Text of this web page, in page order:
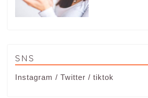
SNS
Instagram / Twitter / tiktok